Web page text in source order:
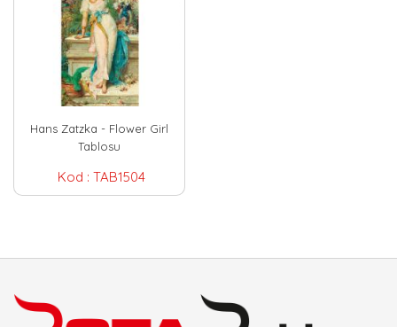
Hans Zatzka - Flower Girl
Tablosu
Kod : TAB1504